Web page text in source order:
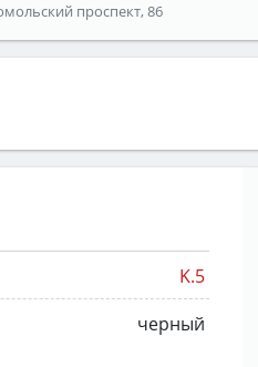
проспект, 86
K.5
черный